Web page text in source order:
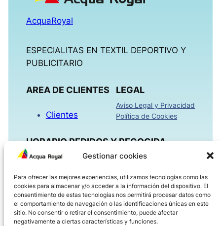
Gestionar cookies
Para ofrecer las mejores experiencias, utilizamos tecnologías como las
cookies para almacenar y/o acceder a la información del dispositivo. El
consentimiento de estas tecnologías nos permitirá procesar datos como
el comportamiento de navegación o las identificaciones únicas en este
sitio. No consentir o retirar el consentimiento, puede afectar
negativamente a ciertas características y funciones.
AcquaRoyal
ESPECIALITAS EN TEXTIL DEPORTIVO Y
PUBLICITARIO
AREA DE CLIENTES
Clientes
LEGAL
Aviso Legal y Privacidad
Política de Cookies
HORARIO PEDIDOS Y RECOGIDA
Tardes 16:00h – 18:30h
Viernes 08:00h – 14:00h
ACQUAROYAL.COM